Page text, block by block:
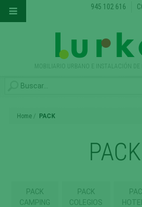
MOBILIARIO URBANO E INSTALACIÓN DE
945 102 616
Home PACK
PACK
PACK
CAMPING
PACK
COLEGIOS